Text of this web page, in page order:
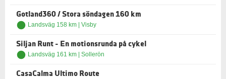
Gotland360 / Stora söndagen 160 km
Landsväg 158 km | Visby
Siljan Runt - En motionsrunda på cykel
Landsväg 161 km | Sollerön
CasaCalma Ultimo Route